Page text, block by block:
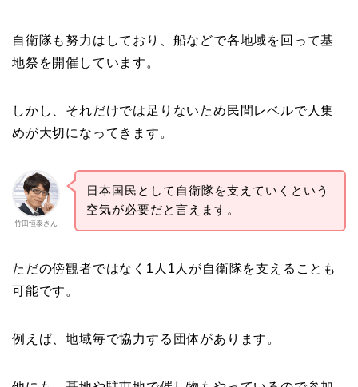
自衛隊も努力はしており、船などで各地域を回って基
地祭を開催しています。
しかし、それだけでは足りないため民間レベルで人集
めが大切になってきます。
竹田恒泰さん
日本国民として自衛隊を支えていくという
空気が必要だと言えます。
ただの傍観者ではなく1人1人が自衛隊を支えることも
可能です。
例えば、地域毎で協力する団体があります。